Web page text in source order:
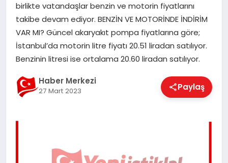
EĞITIM
birlikte vatandaşlar benzin ve motorin fiyatlarını
takibe devam ediyor. BENZİN VE MOTORİNDE İNDİRİM
VAR MI? Güncel akaryakıt pompa fiyatlarına göre;
İstanbul’da motorin litre fiyatı 20.51 liradan satılıyor.
Benzinin litresi ise ortalama 20.60 liradan satılıyor.
Haber Merkezi
27 Mart 2023 Paylaş